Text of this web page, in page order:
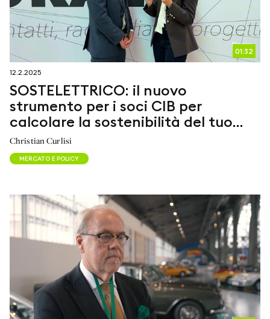
01:32
12.2.2025
SOSTELETTRICO: il nuovo
strumento per i soci CIB per
calcolare la sostenibilità del tuo
impianto biogas
Christian Curlisi
MERCATO E POLICY